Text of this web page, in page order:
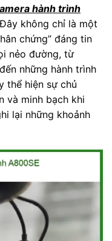
hành trình
không chỉ là một
chứng” đáng tin
nẻo đường, từ
những hành trình
thể hiện sự chủ
và minh bạch khi
lại những khoảnh